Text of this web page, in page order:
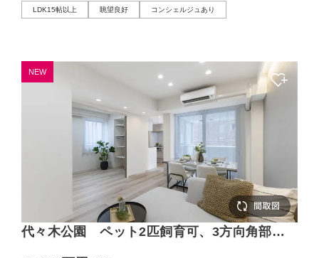
LDK15帖以上 眺望良好 コンシェルジュあり
NEW
代々木公園 ペット2匹飼育可、3方向角部屋